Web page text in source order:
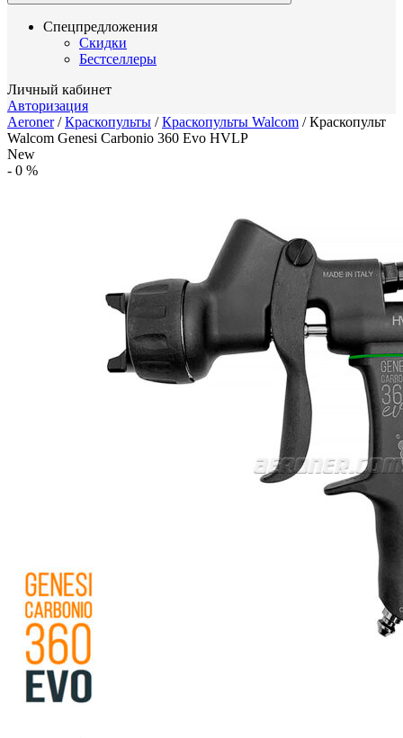
Спецпредложения
Скидки
Бестселлеры
Личный кабинет
Авторизация
Aeroner/Краскопульты /Краскопульты Walcom /Краскопульт
Walcom Genesi Carbonio 360 Evo HVLP
New
- 0 %